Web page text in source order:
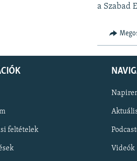
a Szabad
feltételek
Videók